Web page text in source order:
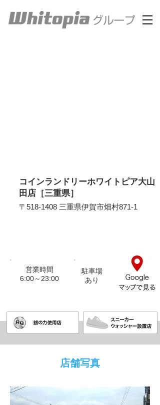
コインランドリーホワイトピア大山
田店［三重県］
〒518-1408 三重県伊賀市畑村871-1
営業時間
6:00～23:00
駐車場
​あり
店舗写真